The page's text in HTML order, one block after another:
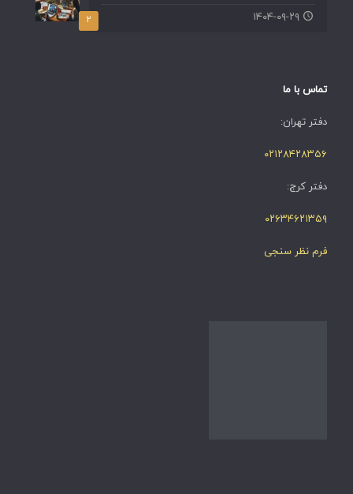
۲
۱۴۰۴-۰۹-۲۹
تماس با ما
دفتر تهران:
۰۲۱۲۸۴۲۸۳۵۶
دفتر کرج:
۰۲۶۳۴۶۲۱۳۵۹
فرم نظر سنجی